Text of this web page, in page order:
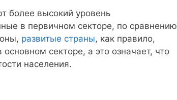
более высокий уровень
в первичном секторе, по сравнению
развитые страны, как правило,
секторе, а это означает, что
населения.